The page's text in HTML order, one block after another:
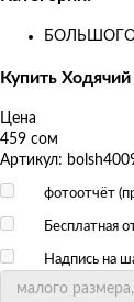
БОЛЬШОГО
Купить
Цена
459 сом
Артикул:
фотоотчёт
Бесплатная
Надпись на